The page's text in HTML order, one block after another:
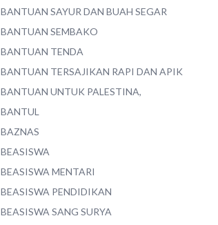
BANTUAN SAYUR DAN BUAH SEGAR
BANTUAN SEMBAKO
BANTUAN TENDA
BANTUAN TERSAJIKAN RAPI DAN APIK
BANTUAN UNTUK PALESTINA,
BANTUL
BAZNAS
BEASISWA
BEASISWA MENTARI
BEASISWA PENDIDIKAN
BEASISWA SANG SURYA